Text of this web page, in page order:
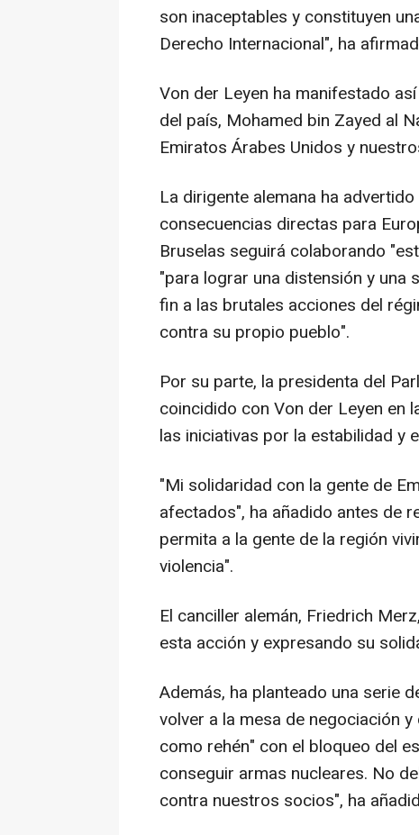
son inaceptables y constituyen
Derecho Internacional", ha
Von der Leyen ha manifestado
del país, Mohamed bin Zayed al
Emiratos Árabes Unidos y
La dirigente alemana ha
consecuencias directas para
Bruselas seguirá colaborando
"para lograr una distensión y una
fin a las brutales acciones del
contra su propio pueblo".
Por su parte, la presidenta del
coincidido con Von der Leyen en
las iniciativas por la estabilidad y
"Mi solidaridad con la gente de
afectados", ha añadido antes de
permita a la gente de la región
violencia".
El canciller alemán, Friedrich
esta acción y expresando su
Además, ha planteado una serie
volver a la mesa de negociación
como rehén" con el bloqueo del
conseguir armas nucleares. No
contra nuestros socios", ha